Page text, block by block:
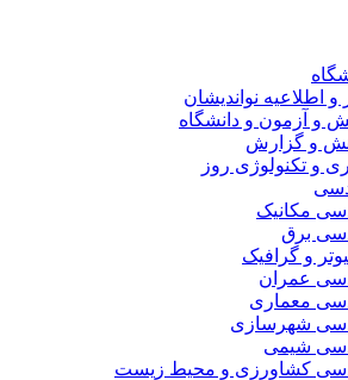
نواندیشان
و دانشگاه
گزارش
تکنولوژی روز
و گرافیک
شهرسازی
شیمی
کشاورزی و محیط زیست